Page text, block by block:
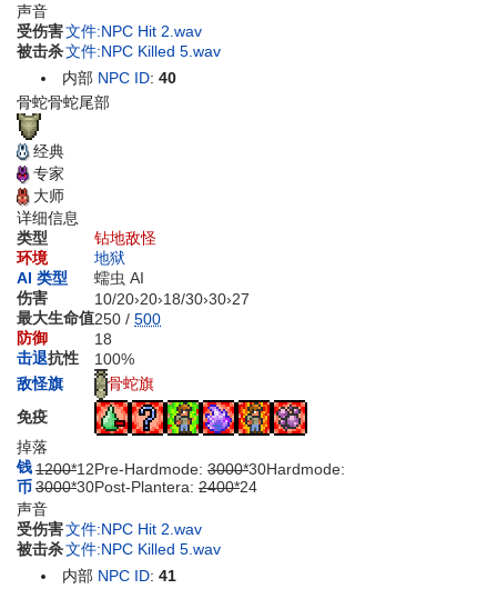
声音
受伤害文件:NPC Hit 2.wav
被击杀文件:NPC Killed 5.wav
内部 NPC ID:40
骨蛇骨蛇尾部
经典
专家
大师
详细信息
类型
钻地敌怪
环境
地狱
AI 类型
蠕虫 AI
伤害
10/20›20›18/30›30›27
最大生命值250 / 500
防御
18
击退抗性
100%
敌怪旗
骨蛇旗
免疫
掉落
钱
币
1200*12Pre-Hardmode: 3000*30Hardmode:
3000*30Post-Plantera: 2400*24
声音
受伤害文件:NPC Hit 2.wav
被击杀文件:NPC Killed 5.wav
内部 NPC ID:41